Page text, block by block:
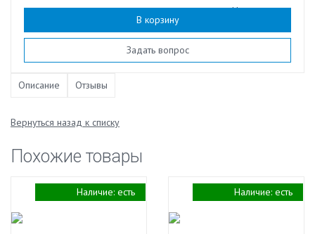
Наличие:есть
В корзину
Задать вопрос
Описание Отзывы
Вернуться назад к списку
Похожие товары
Наличие: есть Наличие: есть